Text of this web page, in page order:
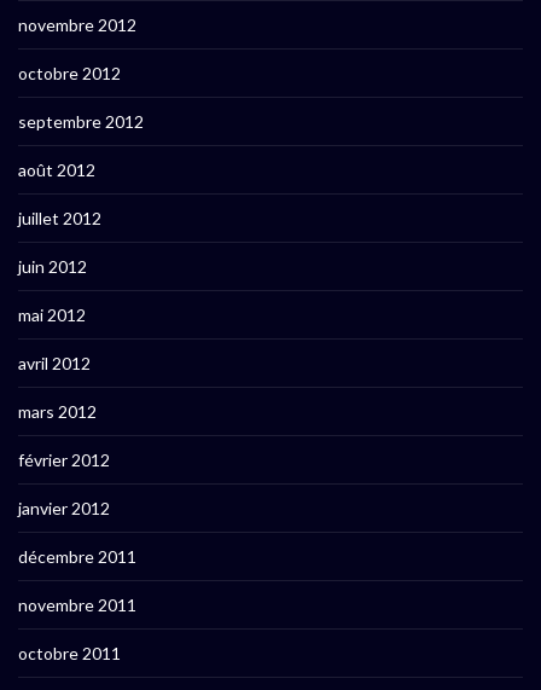
novembre 2012
octobre 2012
septembre 2012
août 2012
juillet 2012
juin 2012
mai 2012
avril 2012
mars 2012
février 2012
janvier 2012
décembre 2011
novembre 2011
octobre 2011